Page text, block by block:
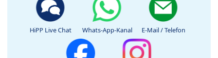
HiPP Live Chat Whats-App-Kanal E-Mail / Telefon